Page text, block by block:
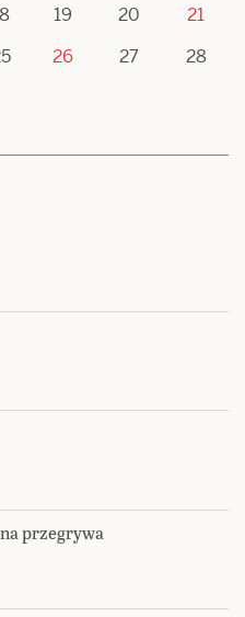
19 20
21
26 27
28
przegrywa